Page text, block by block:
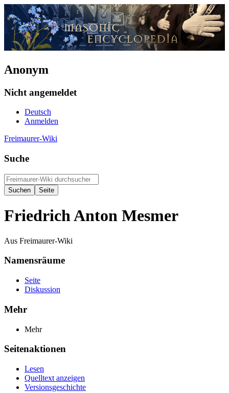
Anonym
Nicht angemeldet
Deutsch
Anmelden
Freimaurer-Wiki
Suche
Friedrich Anton Mesmer
Aus Freimaurer-Wiki
Namensräume
Seite
Diskussion
Mehr
Mehr
Seitenaktionen
Lesen
Quelltext anzeigen
Versionsgeschichte